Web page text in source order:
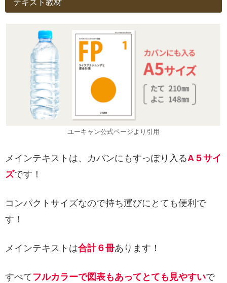
テキスト教材
ユーキャン公式ページより引用
メインテキストは、カバンにもすっぽり入るA５サイ
ズです！
コンパクトサイズなので持ち運びにとても便利で
す！
メインテキストは合計６冊あります！
すべて フルカラーで図表もあってとても見やすいで